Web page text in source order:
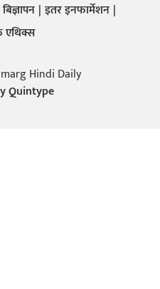
इतर इनफार्मेशन
Hindi Daily
Quintype